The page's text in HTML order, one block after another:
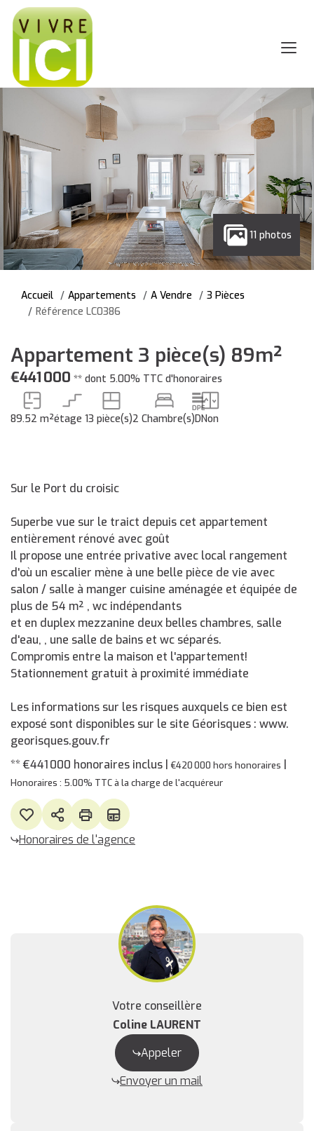
11 photos
Accueil Appartements A Vendre
3 Pièces
Référence LC0386
Appartement 3 pièce(s) 89m²
€441 000 ** dont 5.00% TTC d'honoraires
89.52 m²étage 13 pièce(s)2 Chambre(s)DNon
Sur le Port du croisic
Superbe vue sur le traict depuis cet appartement
entièrement rénové avec goût
Il propose une entrée privative avec local rangement
d'où un escalier mène à une belle pièce de vie avec
salon / salle à manger cuisine aménagée et équipée de
plus de 54 m² , wc indépendants
et en duplex mezzanine deux belles chambres, salle
d'eau, , une salle de bains et wc séparés.
Compromis entre la maison et l'appartement!
Stationnement gratuit à proximité immédiate
Les informations sur les risques auxquels ce bien est
exposé sont disponibles sur le site Géorisques : www.
georisques.gouv.fr
** €441 000 honoraires inclus €420 000 hors honoraires
Honoraires : 5.00% TTC à la charge de l'acquéreur
Honoraires de l'agence
Votre conseillère
Coline LAURENT
Appeler
Envoyer un mail